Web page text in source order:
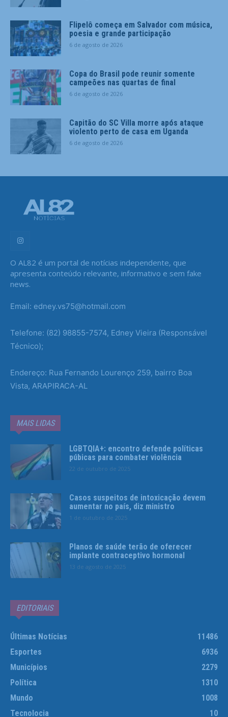
Flipelô começa em Salvador com música,
poesia e grande participação
6 de agosto de 2026
Copa do Brasil pode reunir somente
campeões nas quartas de final
6 de agosto de 2026
Capitão do SC Villa morre após ataque
violento perto de casa em Uganda
6 de agosto de 2026
O AL82 é um portal de notícias independente, que
apresenta conteúdo relevante, informativo e sem fake
news.
Email: edney.vs75@hotmail.com
Telefone: (82) 98855-7574, Edney Vieira (Responsável
Técnico);
Endereço: Rua Fernando Lourenço 259, bairro Boa
Vista, ARAPIRACA-AL
MAIS LIDAS
LGBTQIA+: encontro defende políticas
púbicas para combater violência
22 de outubro de 2025
Casos suspeitos de intoxicação devem
aumentar no país, diz ministro
1 de outubro de 2025
Planos de saúde terão de oferecer
implante contraceptivo hormonal
13 de agosto de 2025
EDITORIAIS
Últimas Notícias
11486
Esportes
6936
Municípios
2279
Política
1310
Mundo
1008
Tecnolocia
10